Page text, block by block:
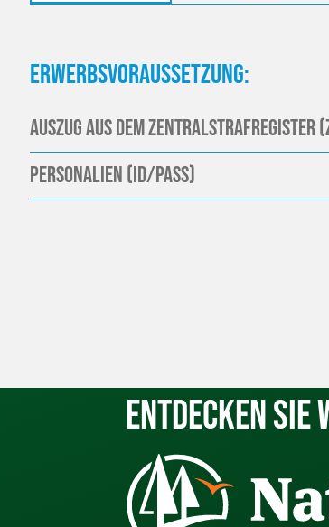
Erwerbsvoraussetzung:
Auszug aus dem Zentralstrafregister
Personalien (ID/Pass)
Entdecken